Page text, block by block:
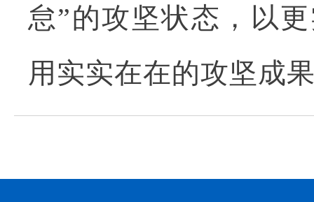
怠”的攻坚状态，以
用实实在在的攻坚成